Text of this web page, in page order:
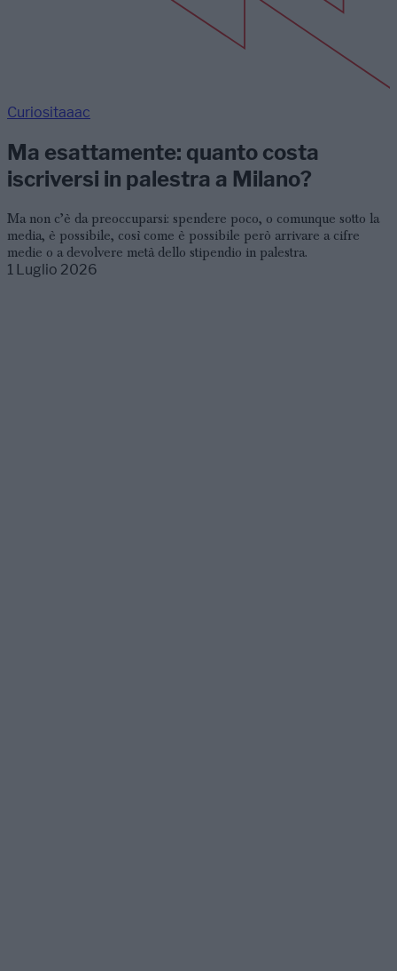
Curiositaaac
Ma esattamente: quanto costa
iscriversi in palestra a Milano?
Ma non c’è da preoccuparsi: spendere poco, o comunque sotto la
media, è possibile, così come è possibile però arrivare a cifre
medie o a devolvere metà dello stipendio in palestra.
1 Luglio 2026